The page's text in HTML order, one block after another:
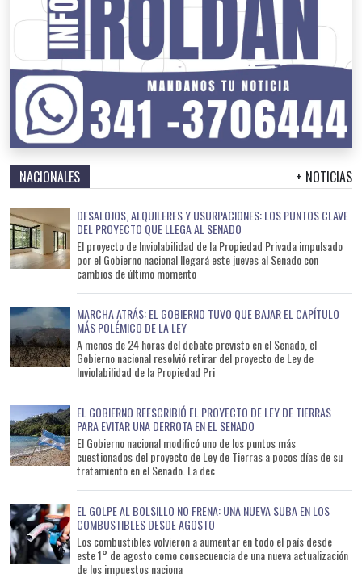
NACIONALES + NOTICIAS
DESALOJOS, ALQUILERES Y USURPACIONES: LOS PUNTOS CLAVE
DEL PROYECTO QUE LLEGA AL SENADO
El proyecto de Inviolabilidad de la Propiedad Privada impulsado
por el Gobierno nacional llegará este jueves al Senado con
cambios de último momento
MARCHA ATRÁS: EL GOBIERNO TUVO QUE BAJAR EL CAPÍTULO
MÁS POLÉMICO DE LA LEY
A menos de 24 horas del debate previsto en el Senado, el
Gobierno nacional resolvió retirar del proyecto de Ley de
Inviolabilidad de la Propiedad Pri
EL GOBIERNO REESCRIBIÓ EL PROYECTO DE LEY DE TIERRAS
PARA EVITAR UNA DERROTA EN EL SENADO
El Gobierno nacional modificó uno de los puntos más
cuestionados del proyecto de Ley de Tierras a pocos días de su
tratamiento en el Senado. La dec
EL GOLPE AL BOLSILLO NO FRENA: UNA NUEVA SUBA EN LOS
COMBUSTIBLES DESDE AGOSTO
Los combustibles volvieron a aumentar en todo el país desde
este 1° de agosto como consecuencia de una nueva actualización
de los impuestos naciona